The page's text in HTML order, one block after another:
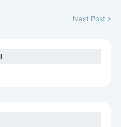
Next Post